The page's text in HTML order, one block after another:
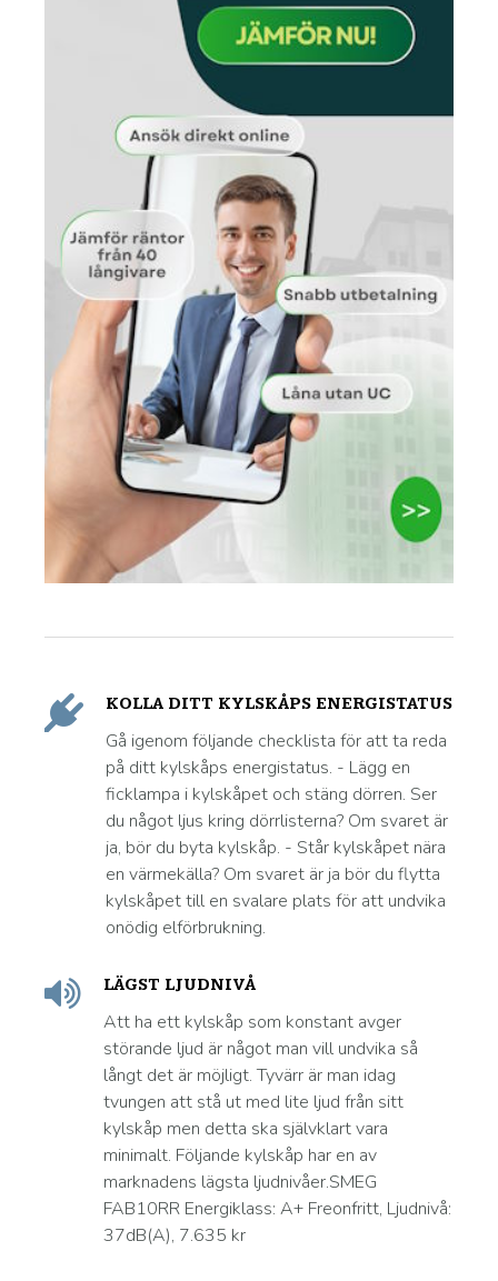
KOLLA DITT KYLSKÅPS ENERGISTATUS
Gå igenom följande checklista för att ta reda
på ditt kylskåps energistatus. - Lägg en
ficklampa i kylskåpet och stäng dörren. Ser
du något ljus kring dörrlisterna? Om svaret är
ja, bör du byta kylskåp. - Står kylskåpet nära
en värmekälla? Om svaret är ja bör du flytta
kylskåpet till en svalare plats för att undvika
onödig elförbrukning.
LÄGST LJUDNIVÅ
Att ha ett kylskåp som konstant avger
störande ljud är något man vill undvika så
långt det är möjligt. Tyvärr är man idag
tvungen att stå ut med lite ljud från sitt
kylskåp men detta ska självklart vara
minimalt. Följande kylskåp har en av
marknadens lägsta ljudnivåer.SMEG
FAB10RR Energiklass: A+ Freonfritt, Ljudnivå:
37dB(A), 7.635 kr